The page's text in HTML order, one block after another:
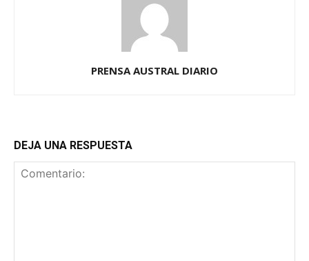
PRENSA AUSTRAL DIARIO
DEJA UNA RESPUESTA